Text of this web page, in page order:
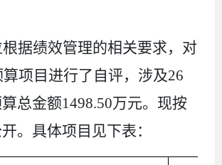
据绩效管理的相关要求，对
项目进行了自评，涉及26
总金额1498.50万元。现按
。具体项目见下表：